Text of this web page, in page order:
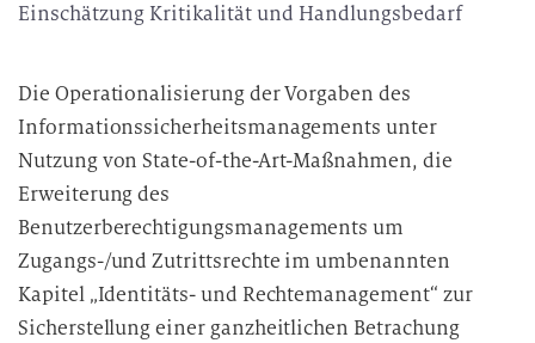
Einschätzung Kritikalität und Handlungsbedarf
Die Operationalisierung der Vorgaben des
Informationssicherheitsmanagements unter
Nutzung von State-of-the-Art-Maßnahmen, die
Erweiterung des
Benutzerberechtigungsmanagements um
Zugangs-/und Zutrittsrechte im umbenannten
Kapitel „Identitäts- und Rechtemanagement“ zur
Sicherstellung einer ganzheitlichen Betrachung